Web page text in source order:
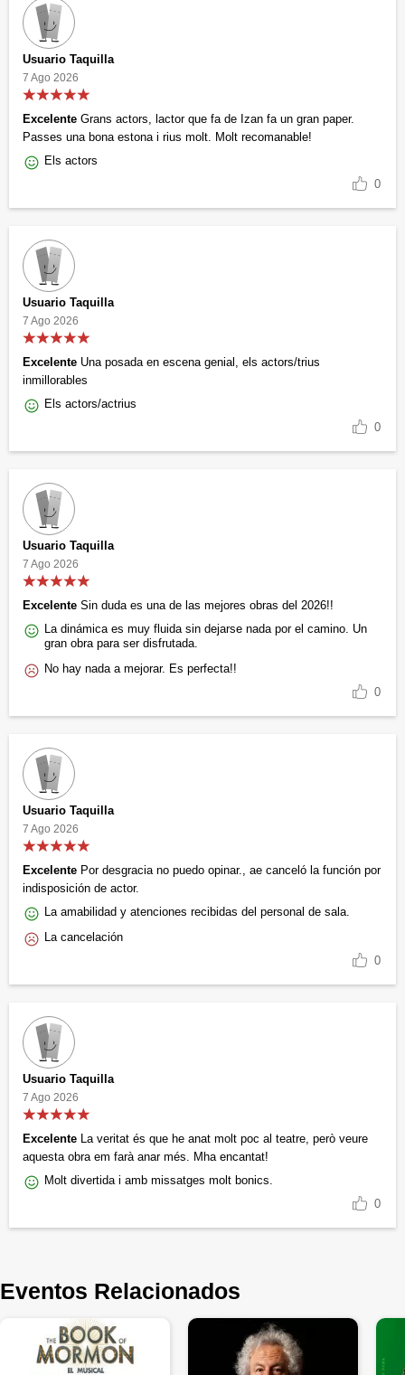
Usuario Taquilla
7 Ago 2026
Excelente Grans actors, lactor que fa de Izan fa un gran paper.
Passes una bona estona i rius molt. Molt recomanable!
Els actors
0
Usuario Taquilla
7 Ago 2026
Excelente Una posada en escena genial, els actors/trius
inmillorables
Els actors/actrius
0
Usuario Taquilla
7 Ago 2026
Excelente Sin duda es una de las mejores obras del 2026!!
La dinámica es muy fluida sin dejarse nada por el camino. Un
gran obra para ser disfrutada.
No hay nada a mejorar. Es perfecta!!
0
Usuario Taquilla
7 Ago 2026
Excelente Por desgracia no puedo opinar., ae canceló la función por
indisposición de actor.
La amabilidad y atenciones recibidas del personal de sala.
La cancelación
0
Usuario Taquilla
7 Ago 2026
Excelente La veritat és que he anat molt poc al teatre, però veure
aquesta obra em farà anar més. Mha encantat!
Molt divertida i amb missatges molt bonics.
0
Eventos Relacionados